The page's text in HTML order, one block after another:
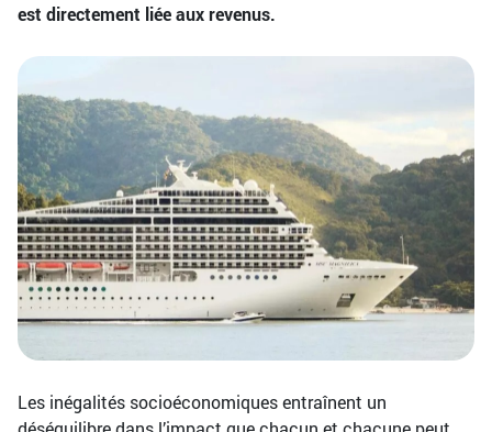
est directement liée aux revenus.
Les inégalités socioéconomiques entraînent un